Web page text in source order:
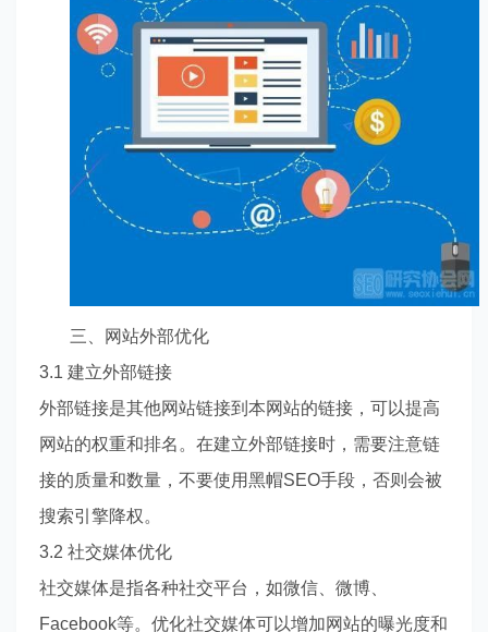
三、网站外部优化
3.1 建立外部链接
外部链接是其他网站链接到本网站的链接，可以提高
网站的权重和排名。在建立外部链接时，需要注意链
接的质量和数量，不要使用黑帽SEO手段，否则会被
搜索引擎降权。
3.2 社交媒体优化
社交媒体是指各种社交平台，如微信、微博、
Facebook等。优化社交媒体可以增加网站的曝光度和